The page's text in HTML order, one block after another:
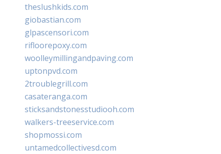
theslushkids.com
giobastian.com
glpascensori.com
rifloorepoxy.com
woolleymillingandpaving.com
uptonpvd.com
2troublegrill.com
casateranga.com
sticksandstonesstudiooh.com
walkers-treeservice.com
shopmossi.com
untamedcollectivesd.com